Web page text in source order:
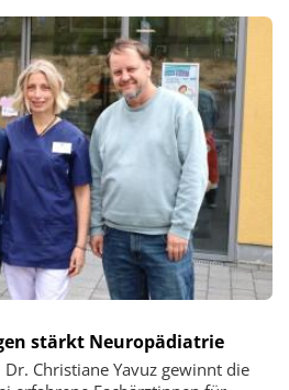
stärkt Neuropädiatrie
Christiane Yavuz gewinnt die